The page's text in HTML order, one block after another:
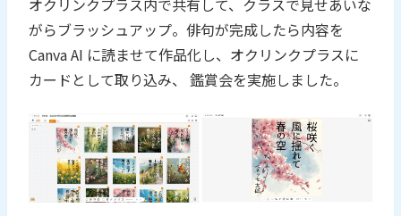
がらブラッシュアップ。俳句が完成したら内容を
Canva AI に読ませて作品化し、オクリンクプラスに
カードとして取り込み、 鑑賞会を実施しました。